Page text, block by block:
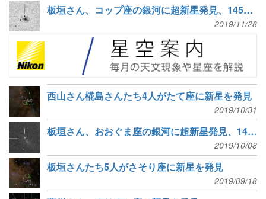
板垣さん、コップ座の銀河に超新星発見、145個目
2019/11/28
西山さん椛島さんたち4人がたて座に新星を発見
2019/10/31
板垣さん、おおぐま座の銀河に超新星発見、144個目
2019/10/08
板垣さんたち5人がさそり座に新星を発見
2019/09/18